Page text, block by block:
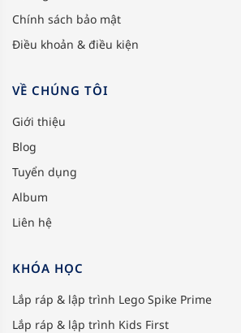
Chính sách bảo mật
Điều khoản & điều kiện
VỀ CHÚNG TÔI
Giới thiệu
Blog
Tuyển dụng
Album
Liên hệ
KHÓA HỌC
Lắp ráp & lập trình Lego Spike Prime
Lắp ráp & lập trình Kids First